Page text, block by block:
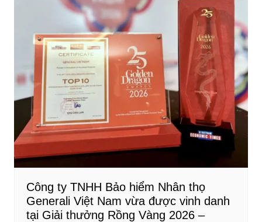
Công ty TNHH Bảo hiểm Nhân thọ
Generali Việt Nam vừa được vinh danh
tại Giải thưởng Rồng Vàng 2026 –